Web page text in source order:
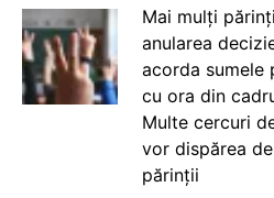
Mai mulți
anularea
acorda sumele
cu ora din
Multe cercuri
vor dispărea
părinții